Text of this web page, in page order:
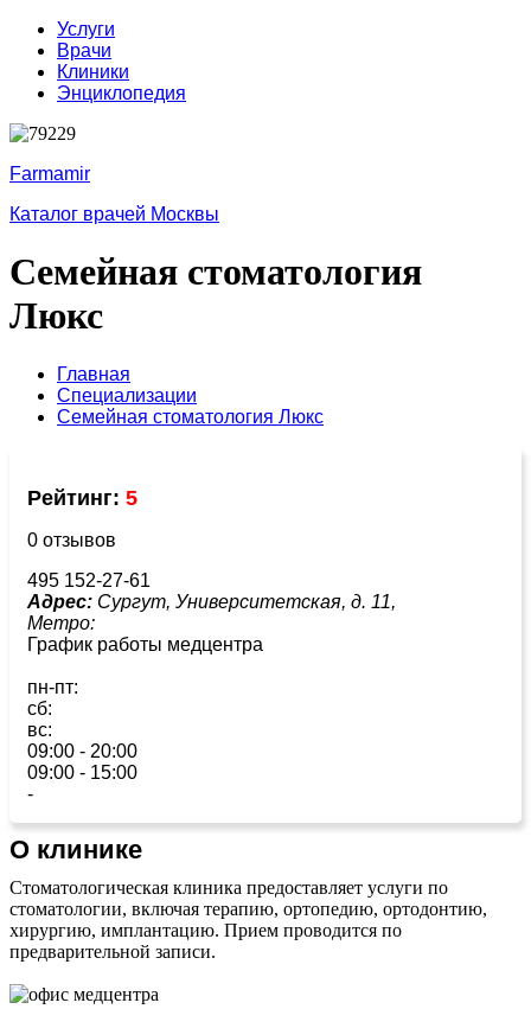
Услуги
Врачи
Клиники
Энциклопедия
Farmamir
Каталог врачей Москвы
Семейная стоматология
Люкс
Главная
Специализации
Семейная стоматология Люкс
Рейтинг: 5
0 отзывов
495 152-27-61
Адрес: Сургут, Университетская, д. 11,
Метро:
График работы медцентра
пн-пт:
сб:
вс:
09:00 - 20:00
09:00 - 15:00
-
О клинике
Стоматологическая клиника предоставляет услуги по
стоматологии, включая терапию, ортопедию, ортодонтию,
хирургию, имплантацию. Прием проводится по
предварительной записи.